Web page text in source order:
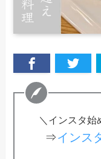
＼インスタ始
⇒インス